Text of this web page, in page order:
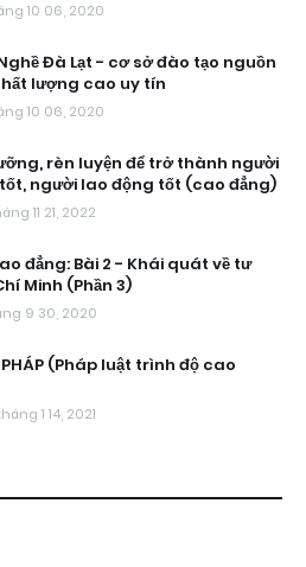
10 06, 2020
Đà Lạt - cơ sở đào tạo nguồn
lượng cao uy tín
10 06, 2020
rèn luyện để trở thành người
người lao động tốt (cao đẳng)
11 21, 2022
đẳng: Bài 2 - Khái quát về tư
Minh (Phần 3)
9 30, 2020
PHÁP (Pháp luật trình độ cao
1 14, 2021